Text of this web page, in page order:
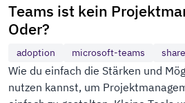
Teams ist kein
Oder?
adoption microsoft-teams
Wie du einfach die Stärken und
nutzen kannst, um